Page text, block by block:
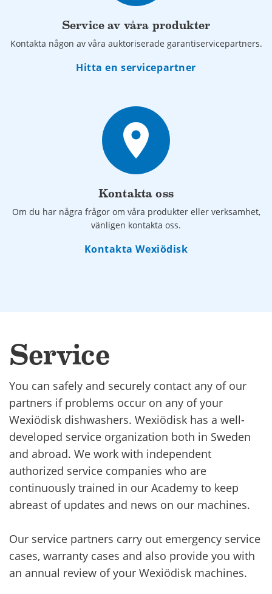
Service av våra produkter
Kontakta någon av våra auktoriserade garantiservicepartners.
Hitta en servicepartner
place
Kontakta oss
Om du har några frågor om våra produkter eller verksamhet,
vänligen kontakta oss.
Kontakta Wexiödisk
Service
You can safely and securely contact any of our
partners if problems occur on any of your
Wexiödisk dishwashers. Wexiödisk has a well-
developed service organization both in Sweden
and abroad. We work with independent
authorized service companies who are
continuously trained in our Academy to keep
abreast of updates and news on our machines.
Our service partners carry out emergency service
cases, warranty cases and also provide you with
an annual review of your Wexiödisk machines.